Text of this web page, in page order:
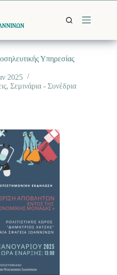
Υπηρεσίας
2025
, Σεμινάρια - Συνέδρια